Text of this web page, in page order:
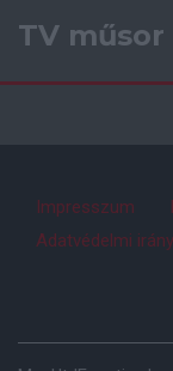
TV műsor
Impresszum
Adatvédelmi